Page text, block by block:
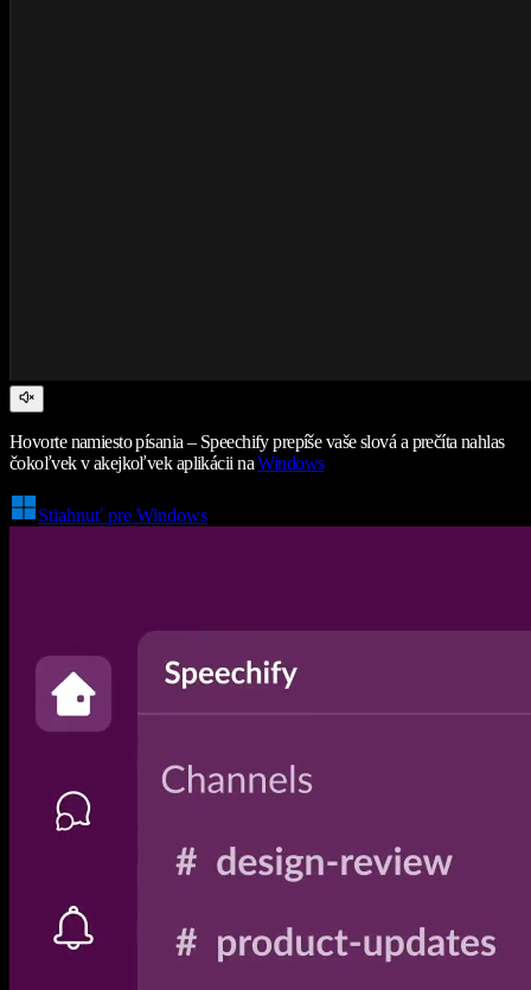
Hovorte namiesto písania – Speechify prepíše vaše slová a prečíta nahlas
čokoľvek v akejkoľvek aplikácii naWindows
Stiahnuť pre Windows